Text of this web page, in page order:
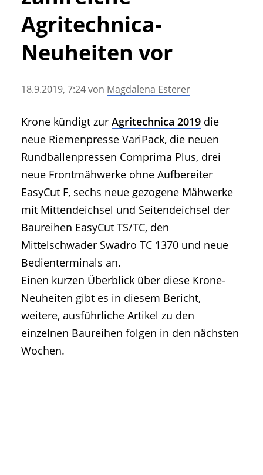
• Messen und Veranstaltungen
• Mitteilung der Redaktion
• Agritechnica Neuheiten Archiv
Agritechnica-
Neuheiten vor
18.9.2019, 7:24von Magdalena Esterer
Krone kündigt zur Agritechnica 2019 die
neue Riemenpresse VariPack, die neuen
Rundballenpressen Comprima Plus, drei
neue Frontmähwerke ohne Aufbereiter
EasyCut F, sechs neue gezogene Mähwerke
mit Mittendeichsel und Seitendeichsel der
Baureihen EasyCut TS/TC, den
Mittelschwader Swadro TC 1370 und neue
Bedienterminals an.
Einen kurzen Überblick über diese Krone-
Neuheiten gibt es in diesem Bericht,
weitere, ausführliche Artikel zu den
einzelnen Baureihen folgen in den nächsten
Wochen.